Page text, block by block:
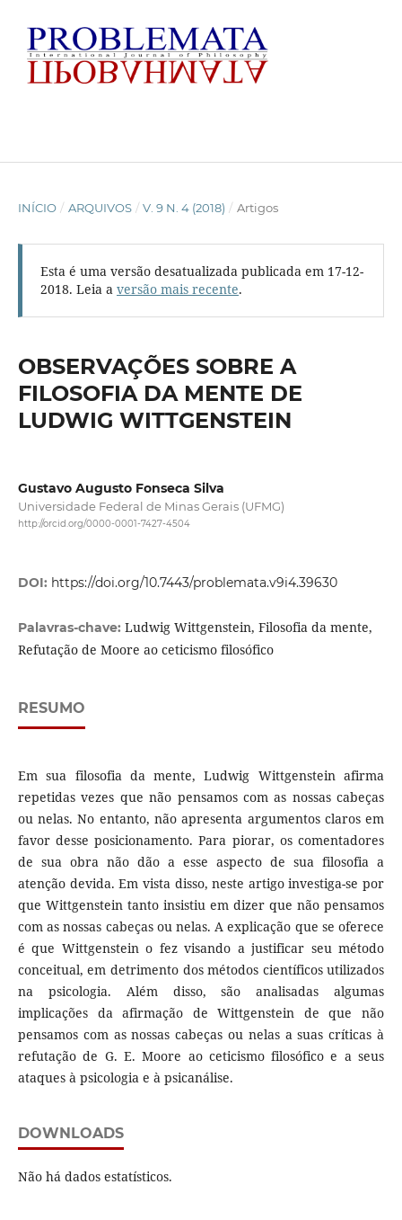
INÍCIO / ARQUIVOS / V. 9 N. 4 (2018) / Artigos
Esta é uma versão desatualizada publicada em 17-12-
2018. Leia a versão mais recente.
OBSERVAÇÕES SOBRE A
FILOSOFIA DA MENTE DE
LUDWIG WITTGENSTEIN
Gustavo Augusto Fonseca Silva
Universidade Federal de Minas Gerais (UFMG)
http://orcid.org/0000-0001-7427-4504
DOI: https://doi.org/10.7443/problemata.v9i4.39630
Palavras-chave: Ludwig Wittgenstein, Filosofia da mente,
Refutação de Moore ao ceticismo filosófico
RESUMO
Em sua filosofia da mente, Ludwig Wittgenstein afirma
repetidas vezes que não pensamos com as nossas cabeças
ou nelas. No entanto, não apresenta argumentos claros em
favor desse posicionamento. Para piorar, os comentadores
de sua obra não dão a esse aspecto de sua filosofia a
atenção devida. Em vista disso, neste artigo investiga-se por
que Wittgenstein tanto insistiu em dizer que não pensamos
com as nossas cabeças ou nelas. A explicação que se oferece
é que Wittgenstein o fez visando a justificar seu método
conceitual, em detrimento dos métodos científicos utilizados
na psicologia. Além disso, são analisadas algumas
implicações da afirmação de Wittgenstein de que não
pensamos com as nossas cabeças ou nelas a suas críticas à
refutação de G. E. Moore ao ceticismo filosófico e a seus
ataques à psicologia e à psicanálise.
DOWNLOADS
Não há dados estatísticos.